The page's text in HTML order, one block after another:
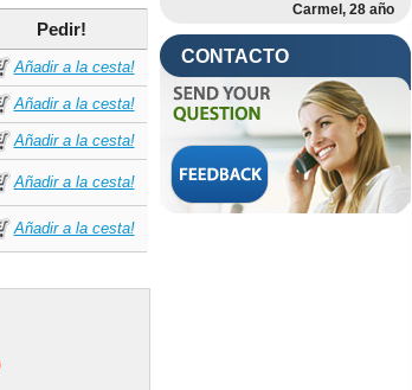
Pedir!
Carmel, 28 año
CONTACTO